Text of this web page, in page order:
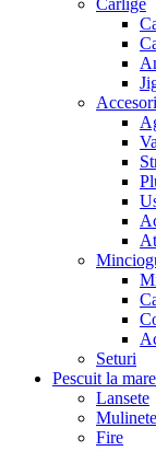
Seturi
Pescuit la mare
Lansete
Mulinete
Fire